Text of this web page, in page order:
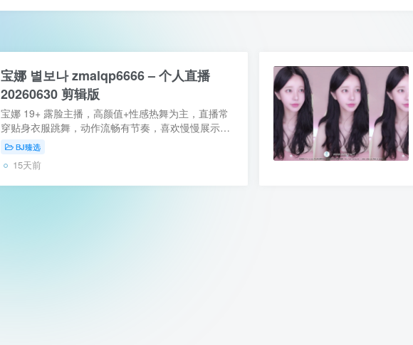
宝娜 별보나 zmalqp6666 – 个人直播
20260630 剪辑版
宝娜 19+ 露脸主播，高颜值+性感热舞为主，直播常
穿贴身衣服跳舞，动作流畅有节奏，喜欢慢慢展示身
材曲线，内容以热舞 + 粉丝互动为主，偶尔会做尺度
较高的主题放送。属于耐看且专注舞感的类型...
BJ臻选
15天前